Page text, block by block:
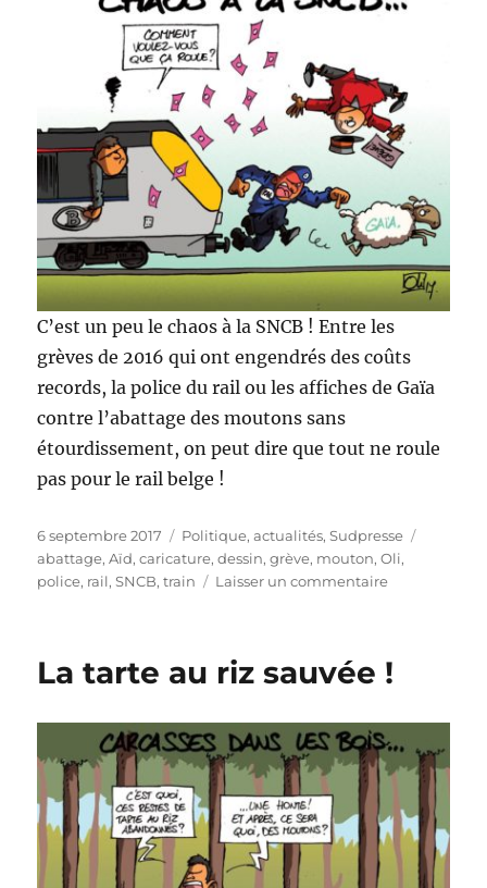
C’est un peu le chaos à la SNCB ! Entre les
grèves de 2016 qui ont engendrés des coûts
records, la police du rail ou les affiches de Gaïa
contre l’abattage des moutons sans
étourdissement, on peut dire que tout ne roule
pas pour le rail belge !
Publié
le
6 septembre 2017 Catégories
Politique, actualités,Sudpresse
abattage,Aïd,caricature,dessin,grève, mouton,Oli,
police, rail,SNCB,train Laisser un commentairesur
dessus
La tarte au riz sauvée !